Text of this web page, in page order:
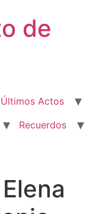
de
Últimos Actos
Recuerdos